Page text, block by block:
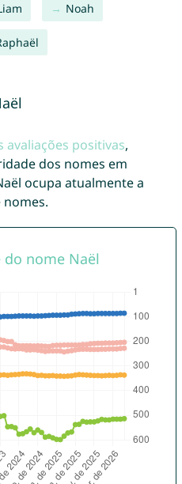
Noah
avaliações positivas,
dos nomes em
ocupa atualmente a